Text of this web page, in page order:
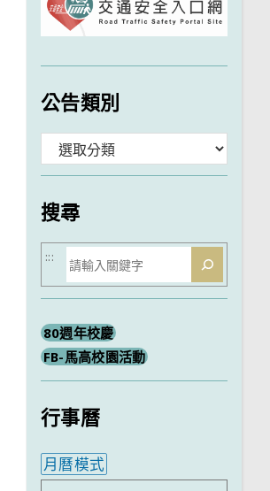
公告類別
類
搜尋
搜
尋
:::
80週年校慶
FB-馬高校園活動
行事曆
月曆模式